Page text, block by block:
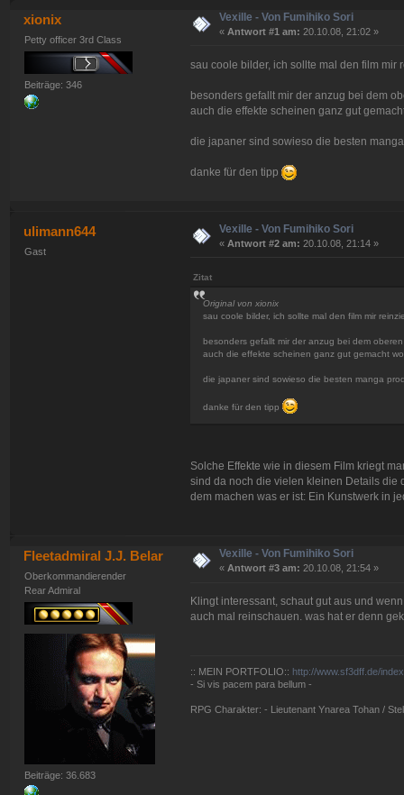
xionix
Petty officer 3rd Class
Beiträge: 346
Vexille - Von Fumihiko Sori
« Antwort #1 am: 20.10.08, 21:02 »
sau coole bilder, ich sollte mal den film mir
besonders gefallt mir der anzug bei dem
auch die effekte scheinen ganz gut
die japaner sind sowieso die besten
danke für den tipp
ulimann644
Gast
Vexille - Von Fumihiko Sori
« Antwort #2 am: 20.10.08, 21:14 »
Zitat
Original von xionix
sau coole bilder, ich sollte mal den film mir
besonders gefallt mir der anzug bei dem
auch die effekte scheinen ganz gut gemacht
die japaner sind sowieso die besten manga
danke für den tipp
Solche Effekte wie in diesem Film kriegt
sind da noch die vielen kleinen Details die
dem machen was er ist: Ein Kunstwerk in
Fleetadmiral J.J. Belar
Oberkommandierender
Rear Admiral
Beiträge: 36.683
Vexille - Von Fumihiko Sori
« Antwort #3 am: 20.10.08, 21:54 »
Klingt interessant, schaut gut aus und
auch mal reinschauen. was hat er denn
:: MEIN PORTFOLIO:: http://www.sf3dff.de/
- Si vis pacem para bellum -
RPG Charakter: - Lieutenant Ynarea Tohan /